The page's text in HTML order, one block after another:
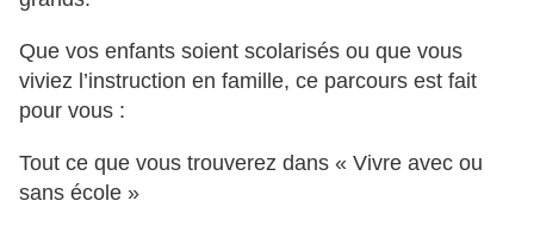
Que vos enfants soient scolarisés ou que vous
viviez l’instruction en famille, ce parcours est fait
pour vous :
Tout ce que vous trouverez dans « Vivre avec ou
sans école »